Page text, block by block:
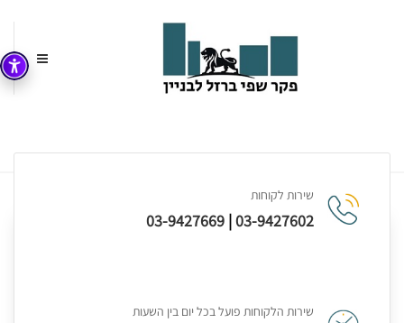
שירות לקוחות
03-9427602
|
03-9427669
שירות הלקוחות פועל בכל יום בין השעות